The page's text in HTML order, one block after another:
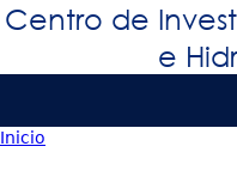
Centro de
e
Tropical
Inicio